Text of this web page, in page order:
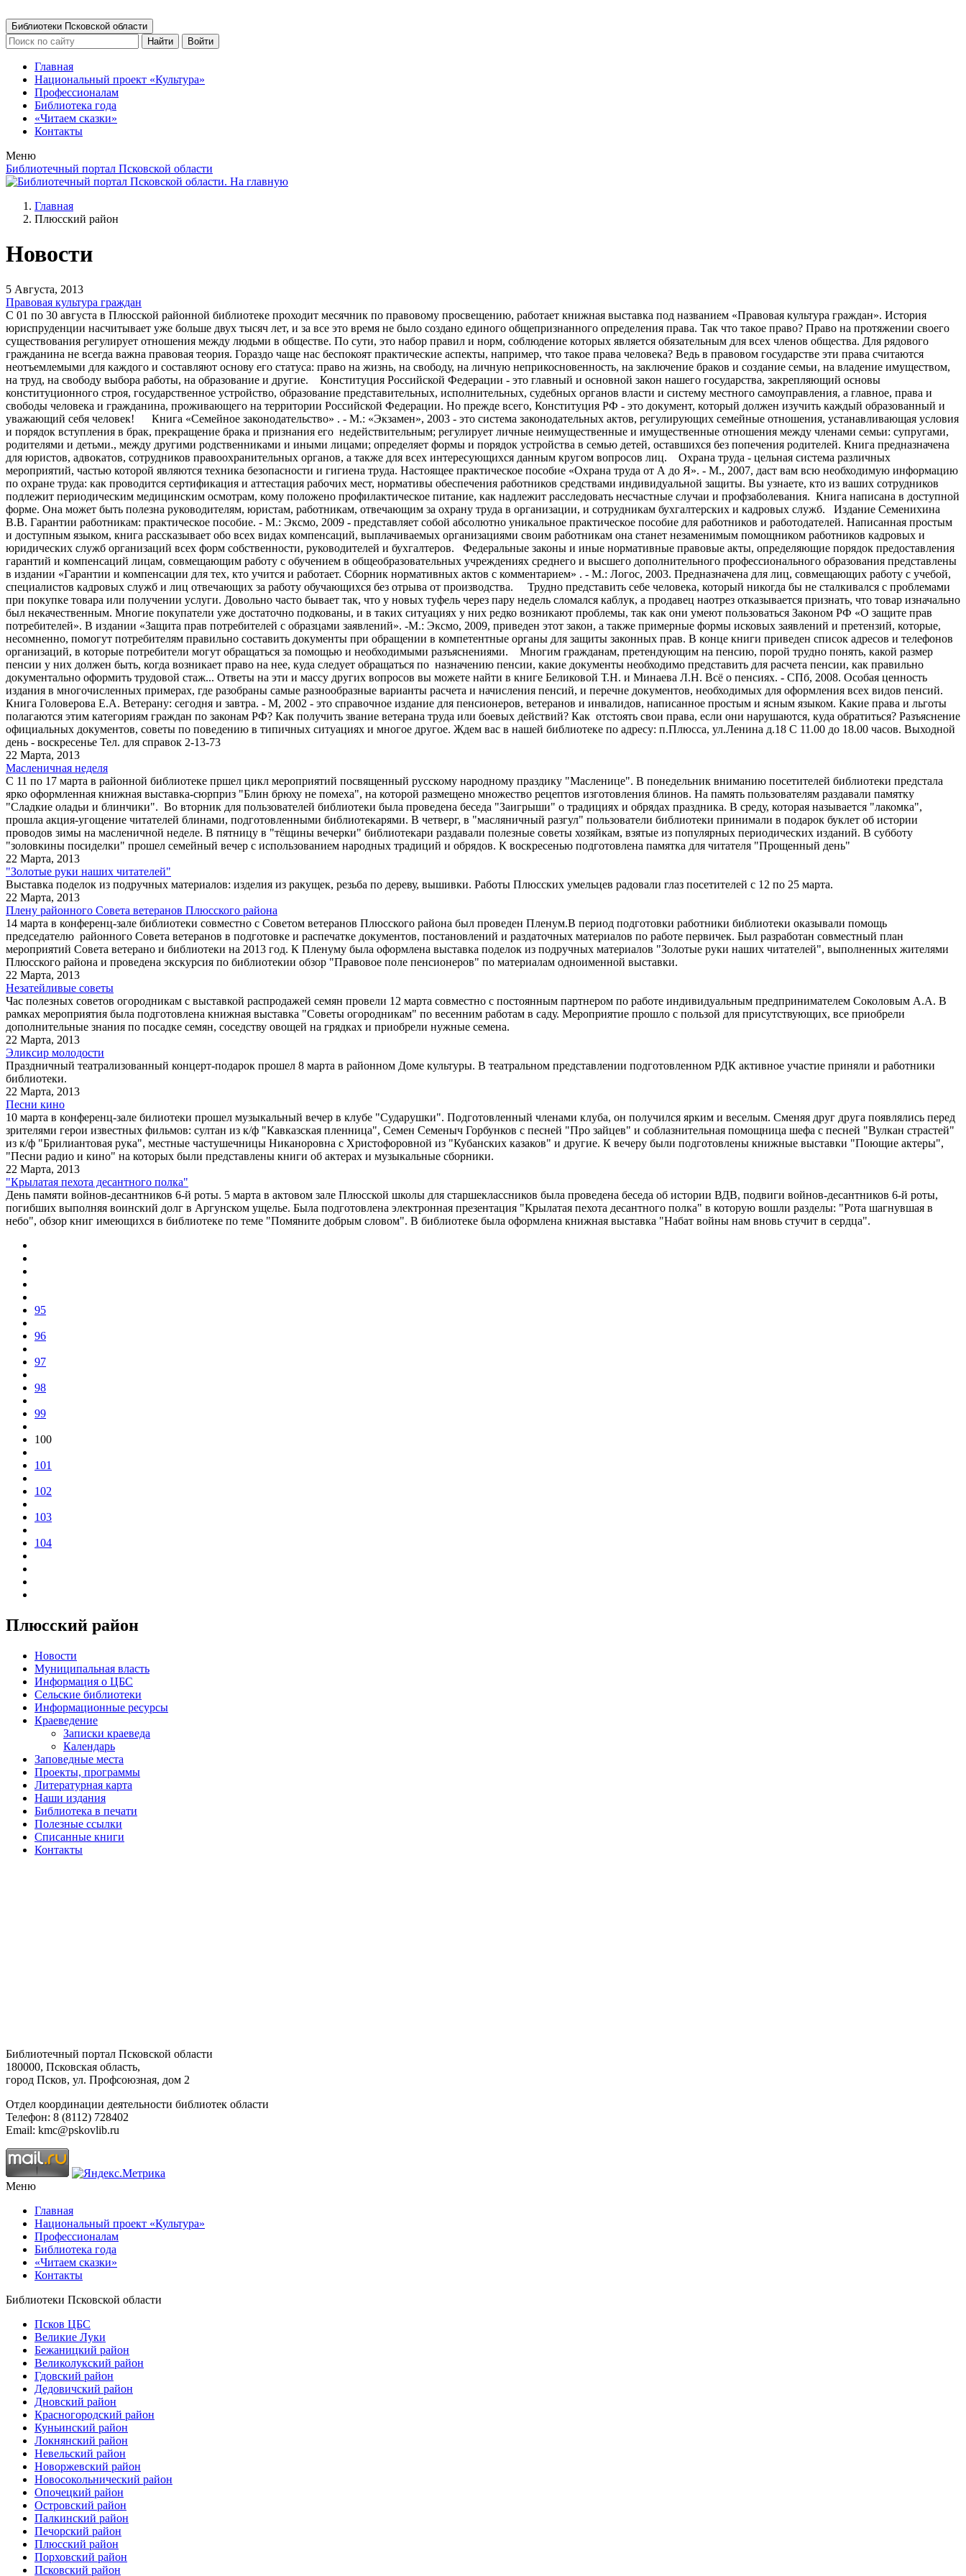
Библиотеки Псковской области
Найти
Войти
Главная
Национальный проект «Культура»
Профессионалам
Библиотека года
«Читаем сказки»
Контакты
Меню
Библиотечный портал Псковской области
Главная
Плюсский район
Новости
5 Августа, 2013
Правовая культура граждан
С 01 по 30 августа в Плюсской районной библиотеке проходит месячник по правовому просвещению, работает книжная выставка под названием «Правовая культура граждан». История
юриспруденции насчитывает уже больше двух тысяч лет, и за все это время не было создано единого общепризнанного определения права. Так что такое право? Право на протяжении своего
существования регулирует отношения между людьми в обществе. По сути, это набор правил и норм, соблюдение которых является обязательным для всех членов общества. Для рядового
гражданина не всегда важна правовая теория. Гораздо чаще нас беспокоят практические аспекты, например, что такое права человека? Ведь в правовом государстве эти права считаются
неотъемлемыми для каждого и составляют основу его статуса: право на жизнь, на свободу, на личную неприкосновенность, на заключение браков и создание семьи, на владение имуществом,
на труд, на свободу выбора работы, на образование и другие. Конституция Российской Федерации - это главный и основной закон нашего государства, закрепляющий основы
конституционного строя, государственное устройство, образование представительных, исполнительных, судебных органов власти и систему местного самоуправления, а главное, права и
свободы человека и гражданина, проживающего на территории Российской Федерации. Но прежде всего, Конституция РФ - это документ, который должен изучить каждый образованный и
уважающий себя человек! Книга «Семейное законодательство» . - М.: «Экзамен», 2003 - это система законодательных актов, регулирующих семейные отношения, устанавливающая условия
и порядок вступления в брак, прекращение брака и признания его недействительным; регулирует личные неимущественные и имущественные отношения между членами семьи: супругами,
родителями и детьми., между другими родственниками и иными лицами; определяет формы и порядок устройства в семью детей, оставшихся без попечения родителей. Книга предназначена
для юристов, адвокатов, сотрудников правоохранительных органов, а также для всех интересующихся данным кругом вопросов лиц. Охрана труда - цельная система различных
мероприятий, частью которой являются техника безопасности и гигиена труда. Настоящее практическое пособие «Охрана труда от А до Я». - М., 2007, даст вам всю необходимую информацию
по охране труда: как проводится сертификация и аттестация рабочих мест, нормативы обеспечения работников средствами индивидуальной защиты. Вы узнаете, кто из ваших сотрудников
подлежит периодическим медицинским осмотрам, кому положено профилактическое питание, как надлежит расследовать несчастные случаи и профзаболевания. Книга написана в доступной
форме. Она может быть полезна руководителям, юристам, работникам, отвечающим за охрану труда в организации, и сотрудникам бухгалтерских и кадровых служб. Издание Семенихина
В.В. Гарантии работникам: практическое пособие. - М.: Эксмо, 2009 - представляет собой абсолютно уникальное практическое пособие для работников и работодателей. Написанная простым
и доступным языком, книга рассказывает обо всех видах компенсаций, выплачиваемых организациями своим работникам она станет незаменимым помощником работников кадровых и
юридических служб организаций всех форм собственности, руководителей и бухгалтеров. Федеральные законы и иные нормативные правовые акты, определяющие порядок предоставления
гарантий и компенсаций лицам, совмещающим работу с обучением в общеобразовательных учреждениях среднего и высшего дополнительного профессионального образования представлены
в издании «Гарантии и компенсации для тех, кто учится и работает. Сборник нормативных актов с комментарием» . - М.: Логос, 2003. Предназначена для лиц, совмещающих работу с учебой,
специалистов кадровых служб и лиц отвечающих за работу обучающихся без отрыва от производства. Трудно представить себе человека, который никогда бы не сталкивался с проблемами
при покупке товара или получении услуги. Довольно часто бывает так, что у новых туфель через пару недель сломался каблук, а продавец наотрез отказывается признать, что товар изначально
был некачественным. Многие покупатели уже достаточно подкованы, и в таких ситуациях у них редко возникают проблемы, так как они умеют пользоваться Законом РФ «О защите прав
потребителей». В издании «Защита прав потребителей с образцами заявлений». -М.: Эксмо, 2009, приведен этот закон, а также примерные формы исковых заявлений и претензий, которые,
несомненно, помогут потребителям правильно составить документы при обращении в компетентные органы для защиты законных прав. В конце книги приведен список адресов и телефонов
организаций, в которые потребители могут обращаться за помощью и необходимыми разъяснениями. Многим гражданам, претендующим на пенсию, порой трудно понять, какой размер
пенсии у них должен быть, когда возникает право на нее, куда следует обращаться по назначению пенсии, какие документы необходимо представить для расчета пенсии, как правильно
документально оформить трудовой стаж... Ответы на эти и массу других вопросов вы можете найти в книге Беликовой Т.Н. и Минаева Л.Н. Всё о пенсиях. - СПб, 2008. Особая ценность
издания в многочисленных примерах, где разобраны самые разнообразные варианты расчета и начисления пенсий, и перечне документов, необходимых для оформления всех видов пенсий.
Книга Головерова Е.А. Ветерану: сегодня и завтра. - М, 2002 - это справочное издание для пенсионеров, ветеранов и инвалидов, написанное простым и ясным языком. Какие права и льготы
полагаются этим категориям граждан по законам РФ? Как получить звание ветерана труда или боевых действий? Как отстоять свои права, если они нарушаются, куда обратиться? Разъяснение
официальных документов, советы по поведению в типичных ситуациях и многое другое. Ждем вас в нашей библиотеке по адресу: п.Плюсса, ул.Ленина д.18 С 11.00 до 18.00 часов. Выходной
день - воскресенье Тел. для справок 2-13-73
22 Марта, 2013
Масленичная неделя
С 11 по 17 марта в районной библиотеке пршел цикл мероприятий посвященный русскому народному праздику "Масленице". В понедельник вниманию посетителей библиотеки предстала
ярко оформленная книжная выставка-сюрприз "Блин брюху не помеха", на которой размещено множество рецептов изготовления блинов. На память пользователям раздавали памятку
"Сладкие оладьи и блинчики". Во вторник для пользователей библиотеки была проведена беседа "Заигрыши" о традициях и обрядах праздника. В среду, которая называется "лакомка",
прошла акция-угощение читателей блинами, подготовленными библиотекарями. В четверг, в "масляничный разгул" пользователи библиотеки принимали в подарок буклет об истории
проводов зимы на масленичной неделе. В пятницу в "тёщины вечерки" библиотекари раздавали полезные советы хозяйкам, взятые из популярных периодических изданий. В субботу
"золовкины посиделки" прошел семейный вечер с использованием народных традиций и обрядов. К воскресенью подготовлена памятка для читателя "Прощенный день"
22 Марта, 2013
"Золотые руки наших читателей"
Выставка поделок из подручных материалов: изделия из ракущек, резьба по дереву, вышивки. Работы Плюсских умельцев радовали глаз посетителей с 12 по 25 марта.
22 Марта, 2013
Плену районного Совета ветеранов Плюсского района
14 марта в конференц-зале библиотеки совместно с Советом ветеранов Плюсского района был проведен Пленум.В период подготовки работники библиотеки оказывали помощь
председателю районного Совета ветеранов в подготовке и распечатке документов, постановлений и раздаточных материалов по работе первичек. Был разработан совместный план
мероприятий Совета ветерано и библиотеки на 2013 год. К Пленуму была оформлена выставка поделок из подручных материалов "Золотые руки наших читателей", выполненных жителями
Плюсского района и проведена экскурсия по библиотекии обзор "Правовое поле пенсионеров" по материалам одноименной выставки.
22 Марта, 2013
Незатейливые советы
Час полезных советов огородникам с выставкой распродажей семян провели 12 марта совместно с постоянным партнером по работе индивидуальным предпринимателем Соколовым А.А. В
рамках мероприятия была подготовлена книжная выставка "Советы огородникам" по весенним работам в саду. Мероприятие прошло с пользой для присутствующих, все приобрели
дополнительные знания по посадке семян, соседству овощей на грядках и приобрели нужные семена.
22 Марта, 2013
Эликсир молодости
Праздничный театрализованный концерт-подарок прошел 8 марта в районном Доме культуры. В театральном представлении подготовленном РДК активное участие приняли и работники
библиотеки.
22 Марта, 2013
Песни кино
10 марта в конференц-зале билиотеки прошел музыкальный вечер в клубе "Сударушки". Подготовленный членами клуба, он получился ярким и веселым. Сменяя друг друга появлялись перед
зрителями герои известных фильмов: султан из к/ф "Кавказская пленница", Семен Семеныч Горбунков с песней "Про зайцев" и соблазнительная помощница шефа с песней "Вулкан страстей"
из к/ф "Брилиантовая рука", местные частушечницы Никаноровна с Христофоровной из "Кубанских казаков" и другие. К вечеру были подготовлены книжные выставки "Поющие актеры",
"Песни радио и кино" на которых были представлены книги об актерах и музыкальные сборники.
22 Марта, 2013
"Крылатая пехота десантного полка"
День памяти войнов-десантников 6-й роты. 5 марта в актовом зале Плюсской школы для старшеклассников была проведена беседа об истории ВДВ, подвиги войнов-десантников 6-й роты,
погибших выполняя воинский долг в Аргунском ущелье. Была подготовлена электронная презентация "Крылатая пехота десантного полка" в которую вошли разделы: "Рота шагнувшая в
небо", обзор книг имеющихся в библиотеке по теме "Помяните добрым словом". В библиотеке была оформлена книжная выставка "Набат войны нам вновь стучит в сердца".
95
96
97
98
99
100
101
102
103
104
Плюсский район
Новости
Муниципальная власть
Информация о ЦБС
Сельские библиотеки
Информационные ресурсы
Краеведение
Записки краеведа
Календарь
Заповедные места
Проекты, программы
Литературная карта
Наши издания
Библиотека в печати
Полезные ссылки
Списанные книги
Контакты
Библиотечный портал Псковской области
180000, Псковская область,
город Псков, ул. Профсоюзная, дом 2
Отдел координации деятельности библиотек области
Телефон: 8 (8112) 728402
Email: kmc@pskovlib.ru
Меню
Главная
Национальный проект «Культура»
Профессионалам
Библиотека года
«Читаем сказки»
Контакты
Библиотеки Псковской области
Псков ЦБС
Великие Луки
Бежаницкий район
Великолукский район
Гдовский район
Дедовичский район
Дновский район
Красногородский район
Куньинский район
Локнянский район
Невельский район
Новоржевский район
Новосокольнический район
Опочецкий район
Островский район
Палкинский район
Печорский район
Плюсский район
Порховский район
Псковский район